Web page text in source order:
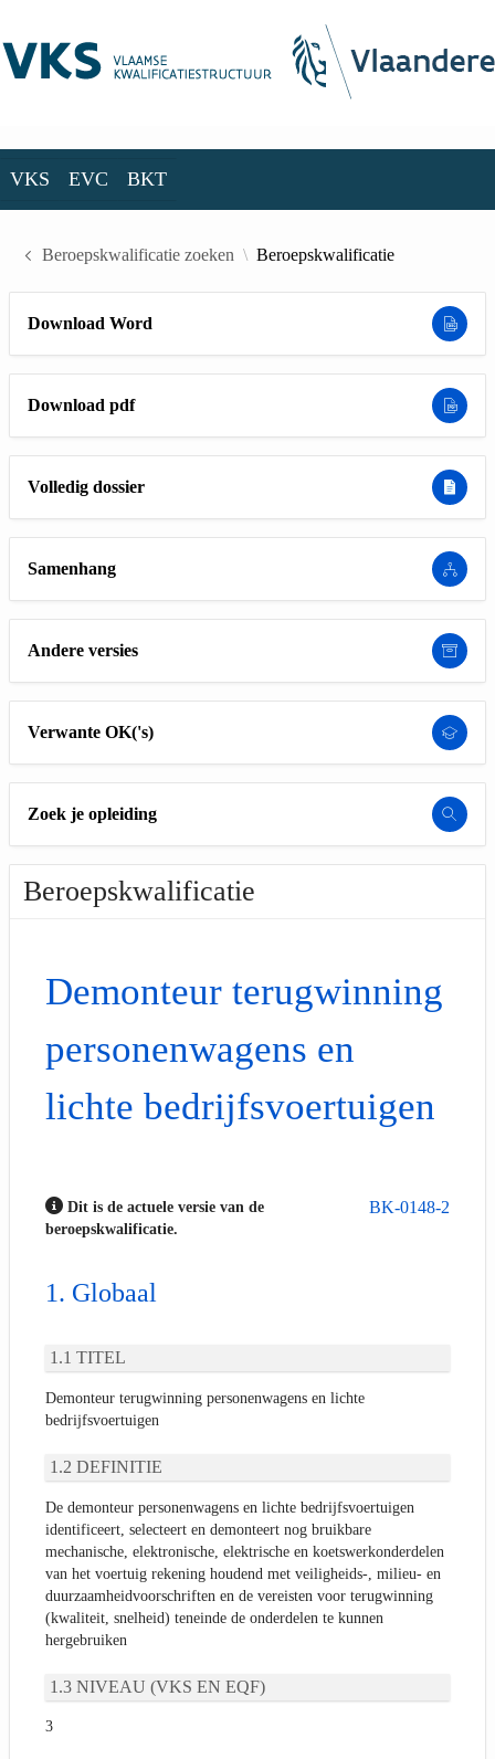
VKS EVC BKT
Beroepskwalificatie zoeken Beroepskwalificatie
Download Word
Download pdf
Volledig dossier
Samenhang
Andere versies
Verwante OK('s)
Zoek je opleiding
Beroepskwalificatie
Demonteur terugwinning
personenwagens en
lichte bedrijfsvoertuigen
BK-0148-2
Dit is de actuele versie van de
beroepskwalificatie.
Globaal
TITEL
Demonteur terugwinning personenwagens en lichte
bedrijfsvoertuigen
DEFINITIE
De demonteur personenwagens en lichte bedrijfsvoertuigen
identificeert, selecteert en demonteert nog bruikbare
mechanische, elektronische, elektrische en koetswerkonderdelen
van het voertuig rekening houdend met veiligheids-, milieu- en
duurzaamheidvoorschriften en de vereisten voor terugwinning
(kwaliteit, snelheid) teneinde de onderdelen te kunnen
hergebruiken
NIVEAU (VKS EN EQF)
3